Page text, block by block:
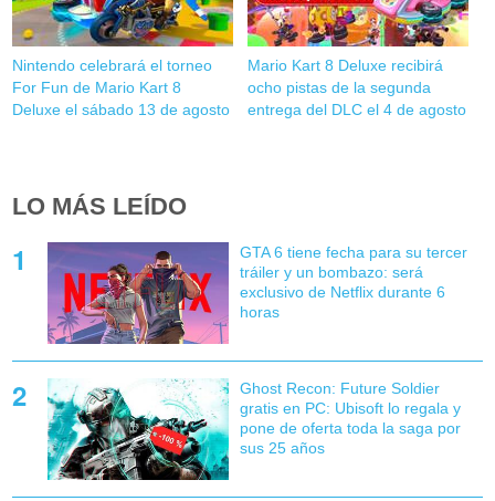
Nintendo celebrará el torneo
For Fun de Mario Kart 8
Deluxe el sábado 13 de agosto
Mario Kart 8 Deluxe recibirá
ocho pistas de la segunda
entrega del DLC el 4 de agosto
LO MÁS LEÍDO
GTA 6 tiene fecha para su tercer
tráiler y un bombazo: será
exclusivo de Netflix durante 6
horas
Ghost Recon: Future Soldier
gratis en PC: Ubisoft lo regala y
pone de oferta toda la saga por
sus 25 años